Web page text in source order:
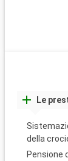
Le
della
Pensione